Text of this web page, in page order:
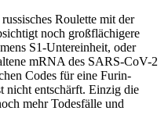
Roulette mit der
noch großflächigere
S1-Untereinheit, oder
mRNA des SARS-CoV-2
Codes für eine Furin-
nicht entschärft. Einzig die
mehr Todesfälle und